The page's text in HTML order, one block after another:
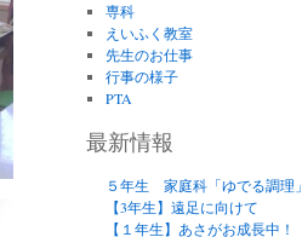
専科
えいふく教室
先生のお仕事
行事の様子
PTA
最新情報
５年生 家庭科「ゆでる調理」
【3年生】遠足に向けて
【１年生】あさがお成長中！